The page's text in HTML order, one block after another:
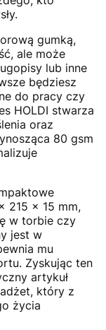
gumką,
ale może
lub inne
będziesz
do pracy czy
HOLDI stwarza
oraz
80 gsm
215 x 15 mm,
w torbie czy
jest w
mu
Zyskując ten
artykuł
który z
życia